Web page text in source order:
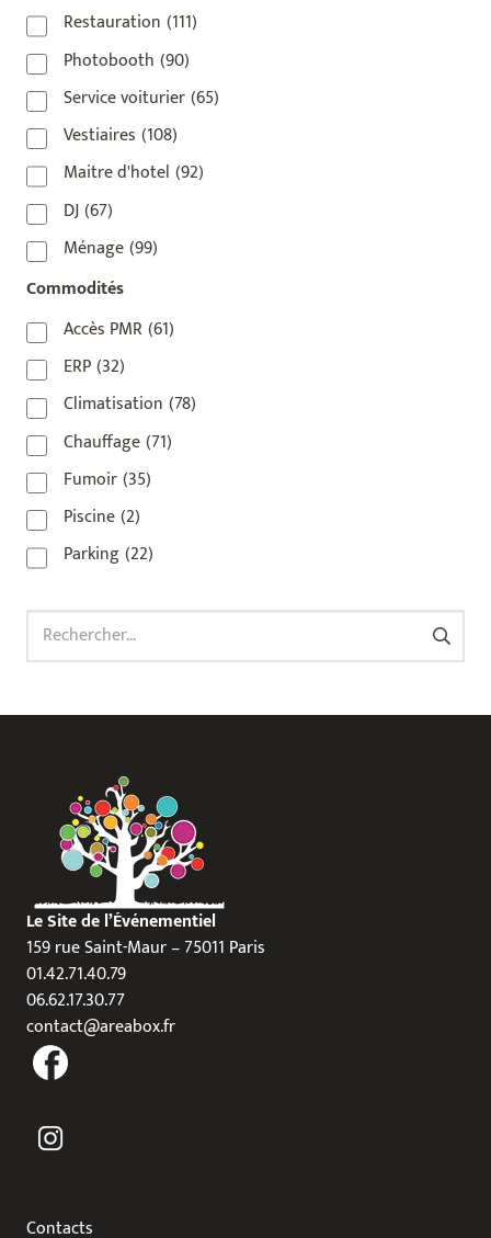
75015 (3)
75016(14)
75017(2)
75018(7)
75019(4)
75020
92110(1)
92800(1)
93
(1)
93 420(1)
93100(1)
93200
93500 (1)
Restauration (111)
Photobooth (90)
Service voiturier(65)
Vestiaires (108)
Maitre d'hotel (92)
DJ(67)
Ménage(99)
Commodités
Accès PMR (61)
ERP(32)
Climatisation (78)
Chauffage(71)
Fumoir(35)
Piscine(2)
Parking(22)
Rechercher :
Le Site de l’Événementiel
159 rue Saint-Maur – 75011 Paris
01.42.71.40.79
06.62.17.30.77
contact@areabox.fr
Contacts